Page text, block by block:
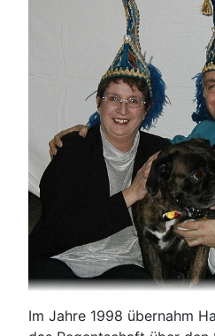
Im Jahre 1998 übernahm